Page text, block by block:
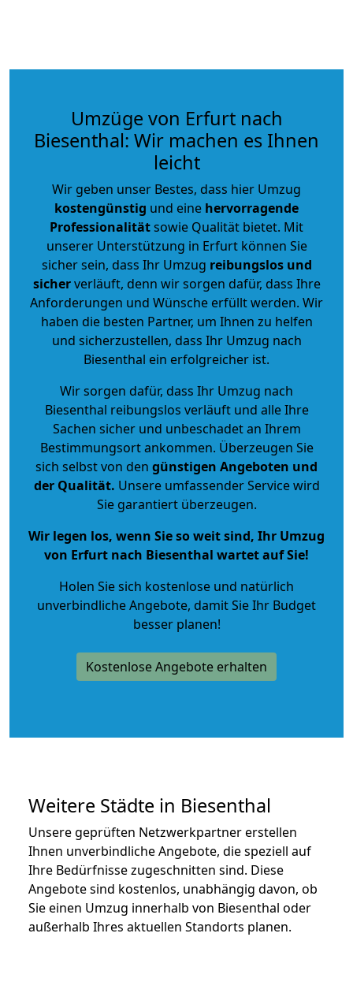
Umzüge von Erfurt nach
Biesenthal: Wir machen es Ihnen
leicht
Wir geben unser Bestes, dass hier Umzug
kostengünstig und eine hervorragende
Professionalitätsowie Qualität bietet. Mit
unserer Unterstützung in Erfurt können Sie
sicher sein, dass Ihr Umzug reibungslos und
sicherverläuft, denn wir sorgen dafür, dass Ihre
Anforderungen und Wünsche erfüllt werden. Wir
haben die besten Partner, um Ihnen zu helfen
und sicherzustellen, dass Ihr Umzug nach
Biesenthal ein erfolgreicher ist.
Wir sorgen dafür, dass Ihr Umzug nach
Biesenthal reibungslos verläuft und alle Ihre
Sachen sicher und unbeschadet an Ihrem
Bestimmungsort ankommen. Überzeugen Sie
sich selbst von den günstigen Angeboten und
der Qualität. Unsere umfassender Service wird
Sie garantiert überzeugen.
Wir legen los, wenn Sie so weit sind, Ihr Umzug
von Erfurt nach Biesenthal wartet auf Sie!
Holen Sie sich kostenlose und natürlich
unverbindliche Angebote, damit Sie Ihr Budget
besser planen!
Kostenlose Angebote erhalten
Weitere Städte in Biesenthal
Unsere geprüften Netzwerkpartner erstellen
Ihnen unverbindliche Angebote, die speziell auf
Ihre Bedürfnisse zugeschnitten sind. Diese
Angebote sind kostenlos, unabhängig davon, ob
Sie einen Umzug innerhalb von Biesenthal oder
außerhalb Ihres aktuellen Standorts planen.